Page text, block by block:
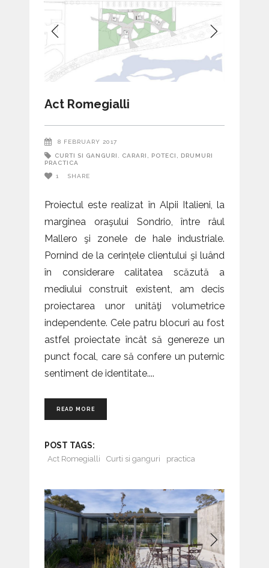
Act Romegialli
8 FEBRUARY 2017
CURTI SI GANGURI. CARARI, POTECI, DRUMURI
PRACTICA
1 SHARE
Proiectul este realizat în Alpii Italieni, la
marginea oraşului Sondrio, între râul
Mallero şi zonele de hale industriale.
Pornind de la cerințele clientului şi luând
în considerare calitatea scăzută a
mediului construit existent, am decis
proiectarea unor unităţi volumetrice
independente. Cele patru blocuri au fost
astfel proiectate încât să genereze un
punct focal, care să confere un puternic
sentiment de identitate.
READ MORE
POST TAGS:
Act Romegialli Curti si ganguri practica